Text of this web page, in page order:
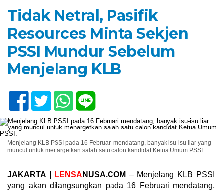
Tidak Netral, Pasifik
Resources Minta Sekjen
PSSI Mundur Sebelum
Menjelang KLB
Menjelang KLB PSSI pada 16 Februari mendatang, banyak isu-isu liar yang
muncul untuk menargetkan salah satu calon kandidat Ketua Umum PSSI.
JAKARTA | LENSA NUSA.COM – Menjelang KLB PSSI
yang akan dilangsungkan pada 16 Februari mendatang,